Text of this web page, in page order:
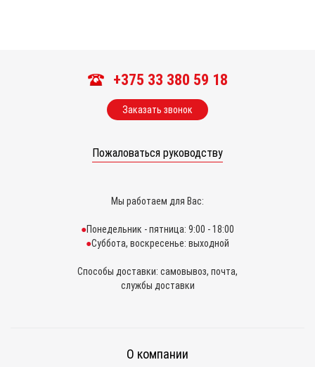
+375 33 380 59 18
Заказать звонок
Пожаловаться руководству
Мы работаем для Вас:
Понедельник - пятница: 9:00 - 18:00
Суббота, воскресенье: выходной
Способы доставки: самовывоз, почта,
службы доставки
О компании